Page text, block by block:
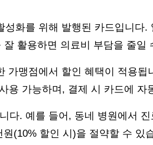
화를 위해 발행된 카드입니다.
활용하면 의료비 부담을 줄일
가맹점에서 할인 혜택이 적용됩
용 가능하며, 결제 시 카드에 자
다. 예를 들어, 동네 병원에서
(10% 할인 시)을 절약할 수 있